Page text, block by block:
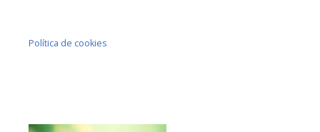
Política de cookies